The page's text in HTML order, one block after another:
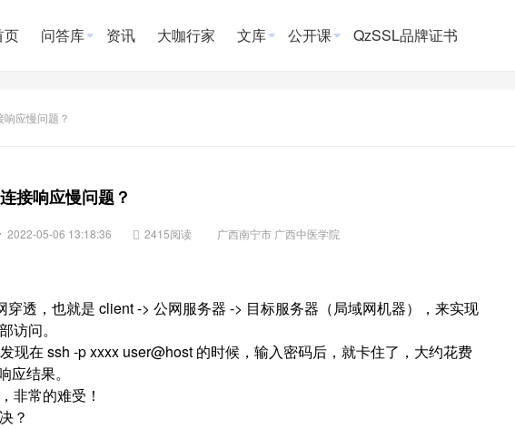
页 问答库 资讯 大咖行家 文库 公开课 QzSSL品牌证书
应慢问题？
接响应慢问题？
2022-05-06 13:18:36 2415阅读 广西南宁市 广西中医学院
穿透，也就是 client -> 公网服务器 -> 目标服务器（局域网机器），来实现
访问。
现在 ssh -p xxxx user@host 的时候，输入密码后，就卡住了，大约花费
应结果。
非常的难受！
？